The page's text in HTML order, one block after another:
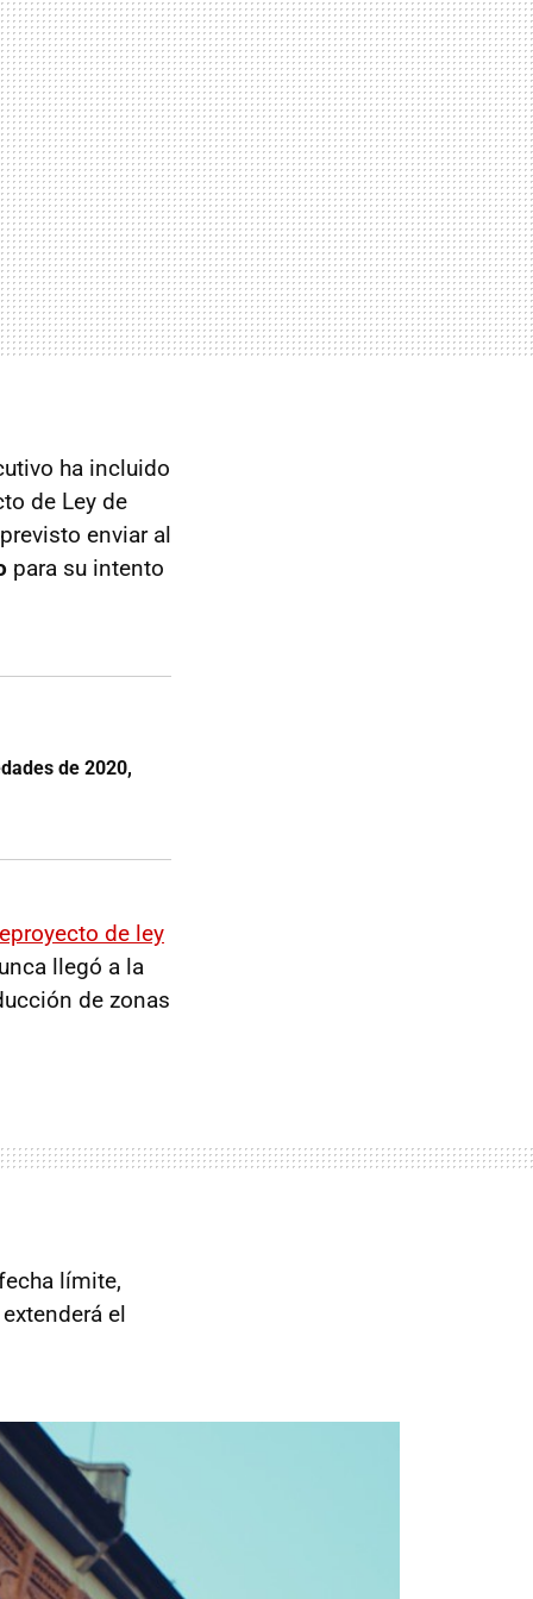
ha incluido
de Ley de
enviar al
para su intento
de 2020,
de ley
llegó a la
de zonas
límite,
el